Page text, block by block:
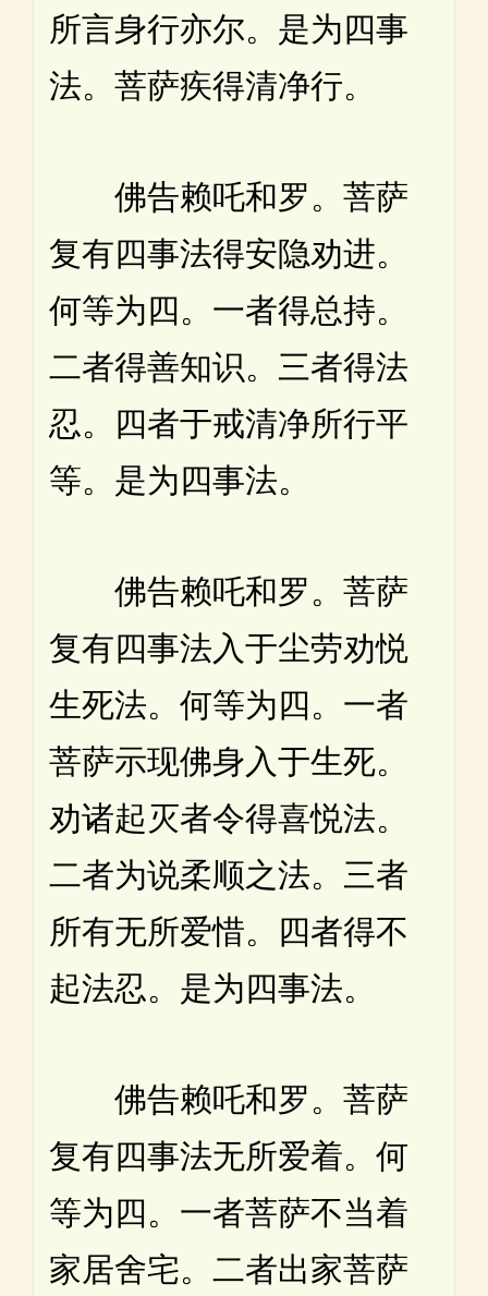
所言身行亦尔。是为四事
法。菩萨疾得清净行。
佛告赖吒和罗。菩萨
复有四事法得安隐劝进。
何等为四。一者得总持。
二者得善知识。三者得法
忍。四者于戒清净所行平
等。是为四事法。
佛告赖吒和罗。菩萨
复有四事法入于尘劳劝悦
生死法。何等为四。一者
菩萨示现佛身入于生死。
劝诸起灭者令得喜悦法。
二者为说柔顺之法。三者
所有无所爱惜。四者得不
起法忍。是为四事法。
佛告赖吒和罗。菩萨
复有四事法无所爱着。何
等为四。一者菩萨不当着
家居舍宅。二者出家菩萨